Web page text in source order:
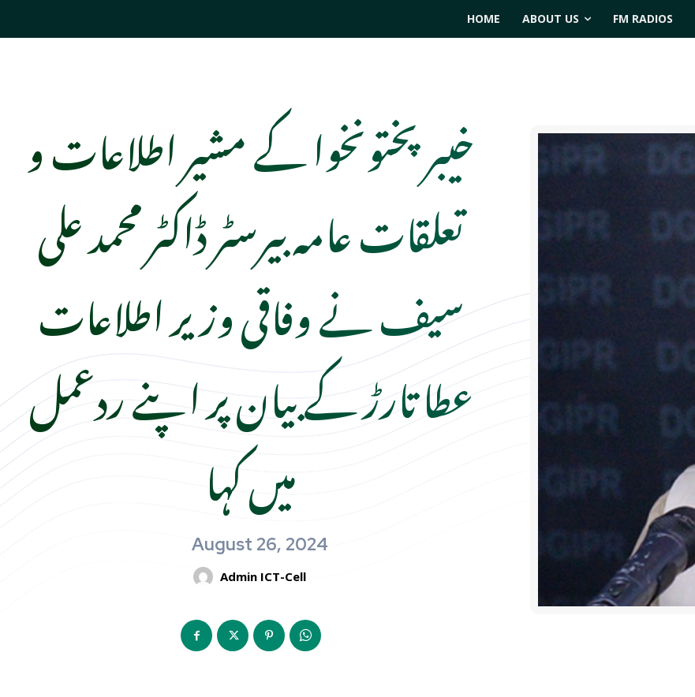
HOME ABOUT US FM RADIOS
خیبر پختونخوا کے مشیر اطلاعات و
تعلقات عامہ بیرسٹر ڈاکٹر محمد علی
سیف نے وفاقی وزیر اطلاعات
عطا تارڑ کے بیان پر اپنے ردعمل
میں کہا
August 26, 2024
Admin ICT-Cell